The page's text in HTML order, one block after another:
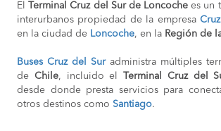
El Terminal Cruz del Sur de Loncoche es un
interurbanos propiedad de la empresa
en la ciudad de Loncoche, en la Región de
Buses Cruz del Suradministra múltiples
de Chile, incluido el Terminal Cruz del
desde donde presta servicios para
otros destinos como Santiago.